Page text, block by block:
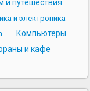
и путешествия
и электроника
Компьютеры
и кафе